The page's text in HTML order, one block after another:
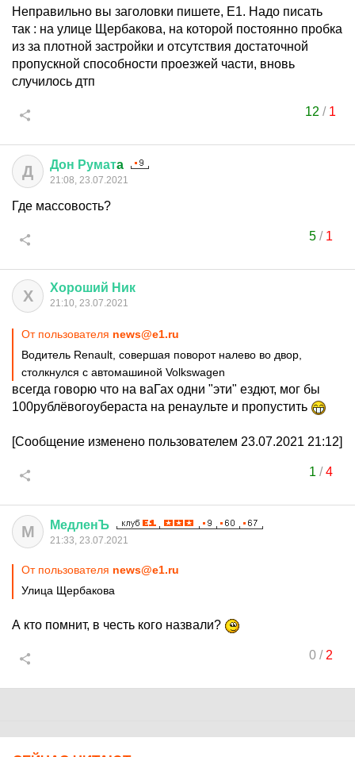
Неправильно вы заголовки пишете, Е1. Надо писать
так : на улице Щербакова, на которой постоянно пробка
из за плотной застройки и отсутствия достаточной
пропускной способности проезжей части, вновь
случилось дтп
12 / 1
Д Дон Руматa
21:08, 23.07.2021
Где массовость?
5/ 1
Х Хороший Ник
21:10, 23.07.2021
От пользователя news@e1.ru
Водитель Renault, совершая поворот налево во двор,
столкнулся с автомашиной Volkswagen
всегда говорю что на ваГах одни "эти" ездют, мог бы
100рублёвогоубераста на ренаульте и пропустить
[Сообщение изменено пользователем 23.07.2021 21:12]
1 /4
М МедленЪ
21:33, 23.07.2021
От пользователя news@e1.ru
Улица Щербакова
А кто помнит, в честь кого назвали?
0/ 2